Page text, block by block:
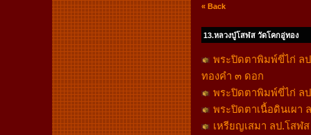
« Back
13.หลวงปู่โสฬส วัดโคกอู่ทอง
พระปิดตาพิมพ์ขี่ไก่ ลป
ทองคำ ๓ ดอก
พระปิดตาพิมพ์ขี่ไก่ ล
พระปิดตาเนื้อดินเผา
เหรียญเสมา ลป.โสฬ